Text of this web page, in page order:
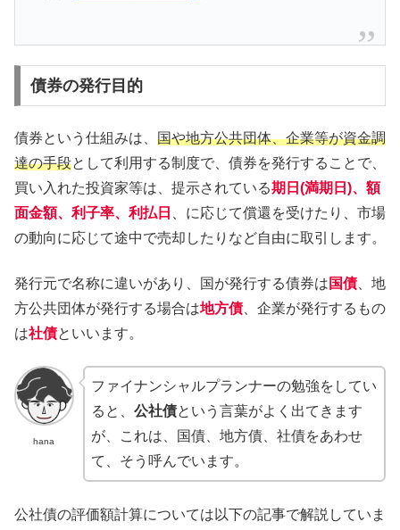
債券の発行目的
債券という仕組みは、 国や地方公共団体、企業等が資金調
達の手段として利用する制度で、債券を発行することで、
買い入れた投資家等は、提示されている期日(満期日)、額
面金額、利子率、利払日
、に応じて償還を受けたり、市場
の動向に応じて途中で売却したりなど自由に取引します。
発行元で名称に違いがあり、国が発行する債券は 国債、地
方公共団体が発行する場合は地方債、企業が発行するもの
は社債といいます。
hana
ファイナンシャルプランナーの勉強をしてい
ると、 公社債という言葉がよく出てきます
が、これは、国債、地方債、社債をあわせ
て、そう呼んでいます。
公社債の評価額計算については以下の記事で解説していま